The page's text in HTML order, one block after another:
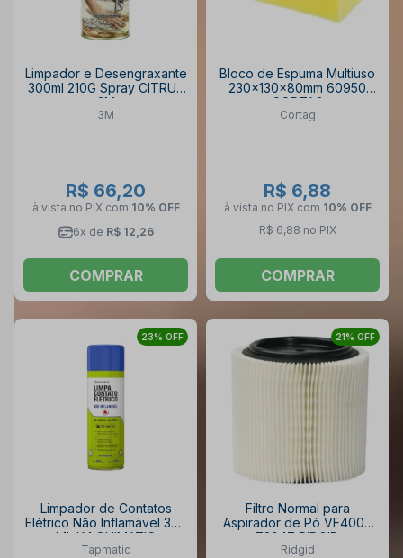
Limpador e Desengraxante
300ml 210G Spray CITRUS
3M
3M
R$ 66,20
à vista no PIX com 10% OFF
6x de R$ 12,26
COMPRAR
Bloco de Espuma Multiuso
230x130x80mm 60950
CORTAG
Cortag
R$ 6,88
à vista no PIX com 10% OFF
R$ 6,88 no PIX
COMPRAR
23% OFF
Limpador de Contatos
Elétrico Não Inflamável 300
ML IA1 QUIMATIC
Tapmatic
21% OFF
Filtro Normal para
Aspirador de Pó VF4000
72947 RIDGID
Ridgid